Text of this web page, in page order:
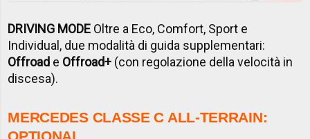
DRIVING MODE Oltre a Eco, Comfort, Sport e
Individual, due modalità di guida supplementari:
Offroad e Offroad+ (con regolazione della velocità in
discesa).
MERCEDES CLASSE C ALL-TERRAIN: